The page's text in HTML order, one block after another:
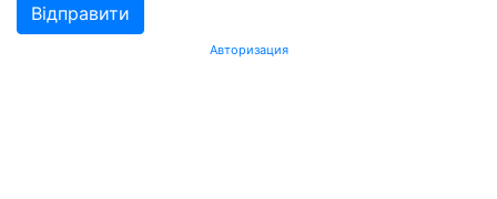
Авторизация